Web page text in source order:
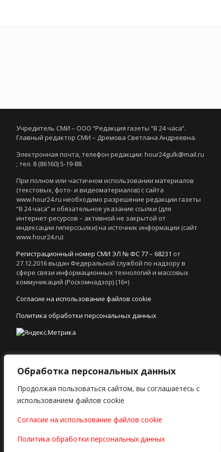
Обработка персональных данных
Продолжая пользоваться сайтом, вы соглашаетесь с
использованием файлов cookie
Согласие на использование файлов cookie
Политика обработки персональных данных
Учредитель СМИ – ООО “Редакция газеты “В 24 часа”.
Главный редактор СМИ – Дремова Светлана Андреевна.
Электронная почта, телефон редакции: hour24gulk@mail.ru
; тел. 8 (86160) 5-19-88.
При полном или частичном использовании материалов
(текстовых, фото- и видеоматериалов) с сайта
www.hour24.ru необходимо разрешение редакции газеты
“В 24 часа” и обязательное указание ссылки (для
интернет-ресурсов – активной не закрытой от
индексации гиперссылки) на источник информации (сайт
www.hour24.ru)
Регистрационный номер СМИ ЭЛ № ФС 77 – 68231 от
27.12.2016 выдан Федеральной службой по надзору в
сфере связи информационных технологий и массовых
коммуникаций (Роскомнадзор) (16+)
Согласие на использование файлов cookie
Политика обработки персональных данных
г. Гулькевичи, Гражданская пл. 19, помещение 2.
Все права защищены © ООО "Редакция "В 24 часа", г.
Гулькевичи, 2010-2018 гг.